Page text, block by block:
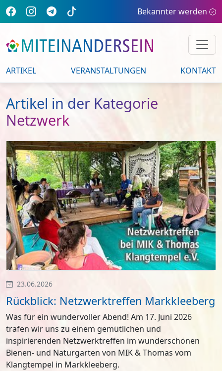
Bekannter werden
ARTIKEL VERANSTALTUNGEN KONTAKT
Artikel in der Kategorie
Netzwerk
23.06.2026
Rückblick: Netzwerktreffen Markkleeberg
Was für ein wundervoller Abend! Am 17. Juni 2026
trafen wir uns zu einem gemütlichen und
inspirierenden Netzwerktreffen im wunderschönen
Bienen- und Naturgarten von MIK & Thomas vom
Klangtempel in Markkleeberg.